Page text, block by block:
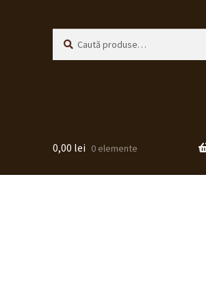
după:
0,00 lei 0 elemente